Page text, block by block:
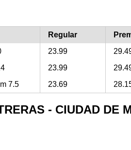
Regular
23.99
23.99
7.5 23.69
- CIUDAD DE